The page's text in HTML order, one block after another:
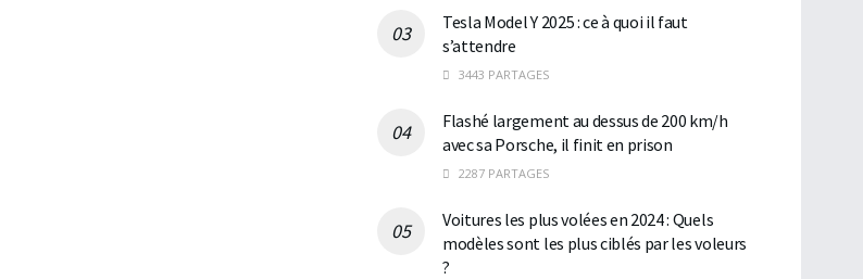
Tesla Model Y 2025 : ce à quoi il faut
s’attendre
3443 PARTAGES
Flashé largement au dessus de 200 km/h
avec sa Porsche, il finit en prison
2287 PARTAGES
Voitures les plus volées en 2024 : Quels
modèles sont les plus ciblés par les voleurs
?